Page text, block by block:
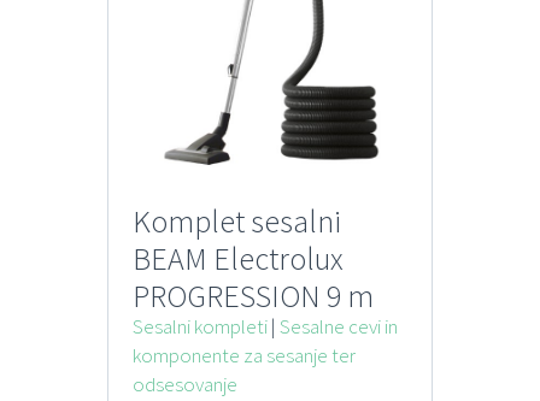
Komplet sesalni
BEAM Electrolux
PROGRESSION 9 m
vklop/izkop
Sesalni kompleti| Sesalne cevi in
komponente za sesanje ter
odsesovanje